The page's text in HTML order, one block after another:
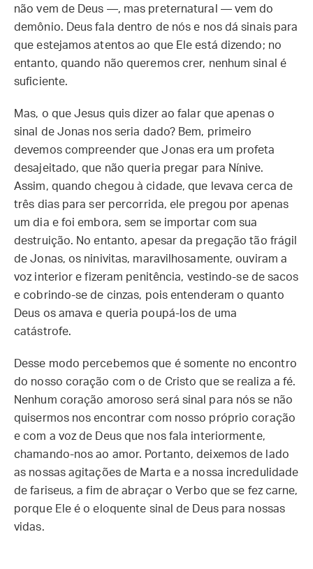
não vem de Deus —, mas preternatural — vem do
demônio. Deus fala dentro de nós e nos dá sinais para
que estejamos atentos ao que Ele está dizendo; no
entanto, quando não queremos crer, nenhum sinal é
suficiente.
Mas, o que Jesus quis dizer ao falar que apenas o
sinal de Jonas nos seria dado? Bem, primeiro
devemos compreender que Jonas era um profeta
desajeitado, que não queria pregar para Nínive.
Assim, quando chegou à cidade, que levava cerca de
três dias para ser percorrida, ele pregou por apenas
um dia e foi embora, sem se importar com sua
destruição. No entanto, apesar da pregação tão frágil
de Jonas, os ninivitas, maravilhosamente, ouviram a
voz interior e fizeram penitência, vestindo-se de sacos
e cobrindo-se de cinzas, pois entenderam o quanto
Deus os amava e queria poupá-los de uma
catástrofe.
Desse modo percebemos que é somente no encontro
do nosso coração com o de Cristo que se realiza a fé.
Nenhum coração amoroso será sinal para nós se não
quisermos nos encontrar com nosso próprio coração
e com a voz de Deus que nos fala interiormente,
chamando-nos ao amor. Portanto, deixemos de lado
as nossas agitações de Marta e a nossa incredulidade
de fariseus, a fim de abraçar o Verbo que se fez carne,
porque Ele é o eloquente sinal de Deus para nossas
vidas.